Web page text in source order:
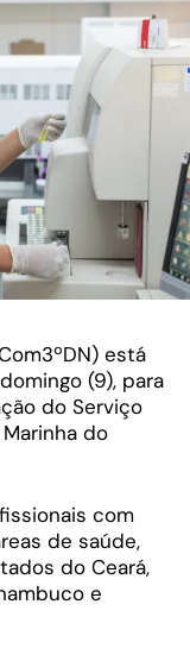
está
(9), para
do Serviço
do
com
de saúde,
do Ceará,
e